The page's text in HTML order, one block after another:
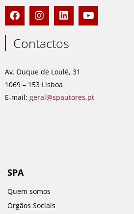
F
a
c
e
b
o
k
I
n
s
t
a
r
a
m
L
i
n
k
e
i
n
Y
o
u
Contactos
Av. Duque de Loulé, 31
1069 – 153 Lisboa
E-mail: geral@spautores.pt
SPA
Quem somos
Órgãos Sociais